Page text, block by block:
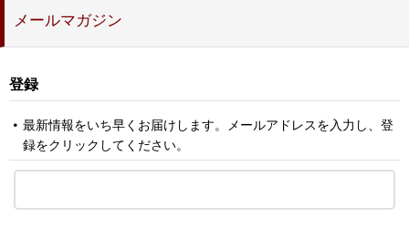
メールマガジン
登録
最新情報をいち早くお届けします。メールアドレスを入力し、登
録をクリックしてください。